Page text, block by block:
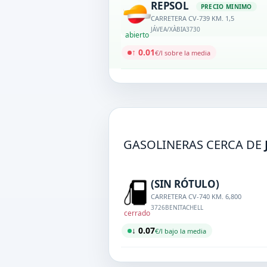
abierto
REPSOL PRECIO MINIMO
CARRETERA CV-739 KM. 1,5
JÁVEA/XÀBIA3730
↑ 0.01€/l sobre la media
GASOLINERAS CERCA DE
cerrado
(SIN RÓTULO)
CARRETERA CV-740 KM. 6,800
3726BENITACHELL
↓ 0.07€/l bajo la media